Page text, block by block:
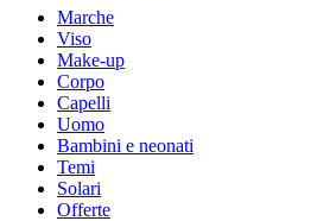
Marche
Viso
Make-up
Corpo
Capelli
Uomo
Bambini e neonati
Temi
Solari
Offerte